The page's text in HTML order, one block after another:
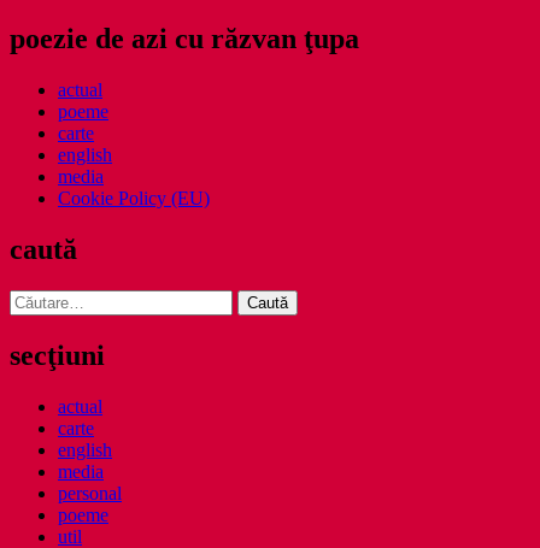
poezie de azi cu răzvan ţupa
actual
poeme
carte
english
media
Cookie Policy (EU)
caută
Caută
după:
secţiuni
actual
carte
english
media
personal
poeme
util